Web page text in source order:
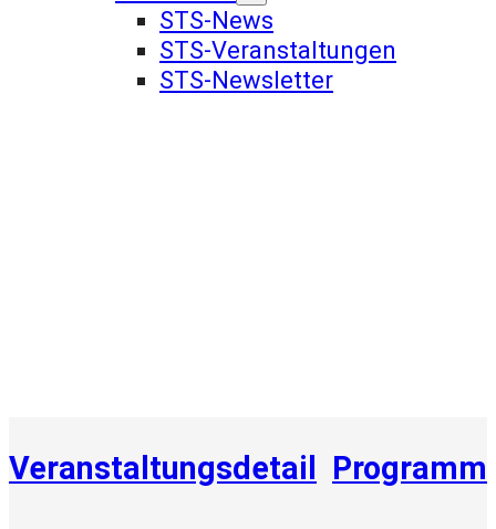
STS-News
STS-Veranstaltungen
STS-Newsletter
Veranstaltungsdetail Programm